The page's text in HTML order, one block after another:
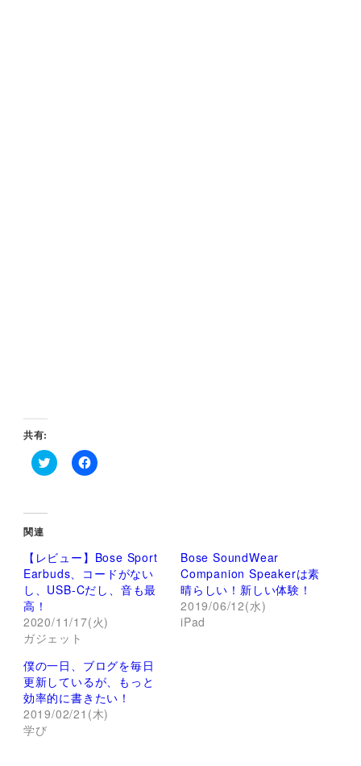
共有:
ク
し
て
T
i
t
t
e
r
で
共
有
(
し
い
ウ
ィ
ン
ド
ウ
で
F
で
共
有
す
る
は
リ
ク
し
て
く
だ
さ
関連
【レビュー】Bose Sport
Earbuds、コードがない
し、USB-Cだし、音も最
高！
2020/11/17(火)
ガジェット
Bose SoundWear
Companion Speakerは素
晴らしい！新しい体験！
2019/06/12(水)
iPad
僕の一日、ブログを毎日
更新しているが、もっと
効率的に書きたい！
2019/02/21(木)
学び